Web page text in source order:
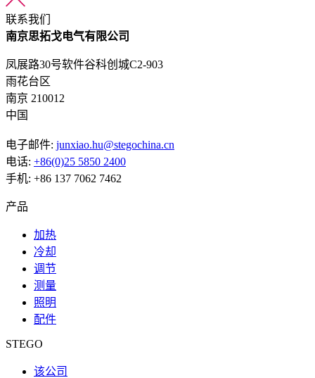
联系我们
南京思拓戈电气有限公司
凤展路30号软件谷科创城C2-903
雨花台区
南京 210012
中国
电子邮件: junxiao.hu@stegochina.cn
电话: +86(0)25 5850 2400
手机: +86 137 7062 7462
产品
加热
冷却
调节
测量
照明
配件
STEGO
该公司